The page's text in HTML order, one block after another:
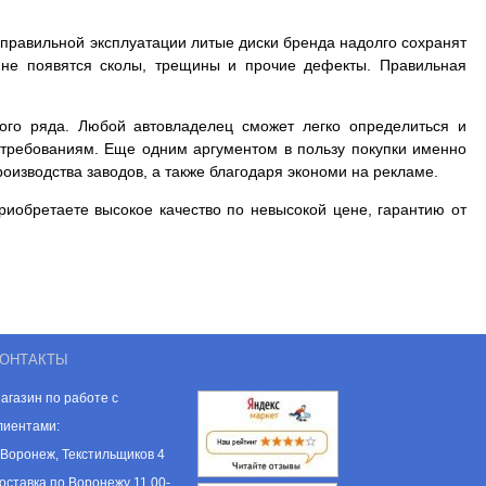
эксплуатации литые диски бренда надолго сохранят
не появятся сколы, трещины и прочие дефекты. Правильная
ряда. Любой автовладелец сможет легко определиться и
Еще одним аргументом в пользу покупки именно
заводов, а также благодаря экономи на рекламе.
высокое качество по невысокой цене, гарантию от
по работе с
Воронеж, Текстильщиков 4
по Воронежу 11.00-